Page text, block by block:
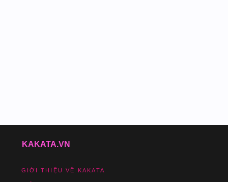
KAKATA.VN
GIỚI THIỆU VỀ KAKATA